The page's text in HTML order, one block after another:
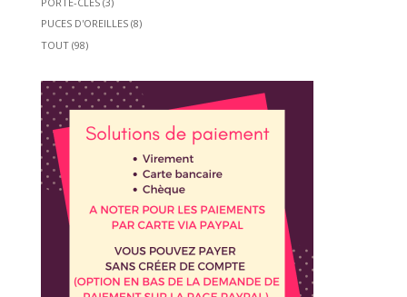
PUCES D'OREILLES (8)
TOUT (98)